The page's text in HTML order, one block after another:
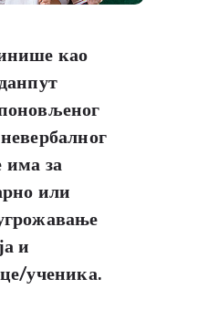
као
има за
или
и
ученика.